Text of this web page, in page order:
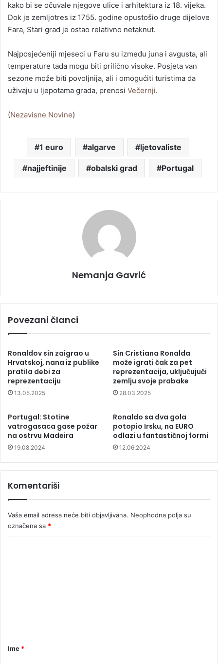
kako bi se očuvale njegove ulice i arhitektura iz 18. vijeka.
Dok je zemljotres iz 1755. godine opustošio druge dijelove
Fara, Stari grad je ostao relativno netaknut.
Najposjećeniji mjeseci u Faru su između juna i avgusta, ali
temperature tada mogu biti prilično visoke. Posjeta van
sezone može biti povoljnija, ali i omogućiti turistima da
uživaju u ljepotama grada, prenosi Večernji.
(Nezavisne Novine)
1 euro algarve ljetovaliste
najjeftinije obalski grad Portugal
Nemanja Gavrić
Povezani članci
Ronaldov sin zaigrao u
Hrvatskoj, nana iz publike
pratila debi za
reprezentaciju
13.05.2025
Sin Cristiana Ronalda
može igrati čak za pet
reprezentacija, uključujući
zemlju svoje prabake
28.03.2025
Portugal: Stotine
vatrogasaca gase požar
na ostrvu Madeira
19.08.2024
Ronaldo sa dva gola
potopio Irsku, na EURO
odlazi u fantastičnoj formi
12.06.2024
Komentariši
Vaša email adresa neće biti objavljivana. Neophodna polja su
označena sa *
rIme *